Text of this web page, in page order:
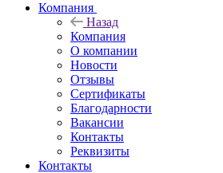
Компания
Назад
Компания
О компании
Новости
Отзывы
Сертификаты
Благодарности
Вакансии
Контакты
Реквизиты
Контакты